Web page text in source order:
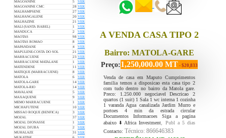
MAGOANINE
5
VER
MAGOANINE CMC
28 VER
MALHAMPSENE
27 VER
MALHANGALENE
20 VER
MALHAZINE
21 VER
MALI (SANTA ISABEL)
1
VER
MANDUCA
2
VER
MAOTAS
98 VER
MAOTAS ROMAO
8
VER
MAPANDANE
4
VER
MAPULENE-COSTA DO SOL
21 VER
MARRACUENE
23 VER
MARRACUENE MATALANE
1
VER
MATENDENE
11 VER
MATEQUE (MARRACUENE)
8
VER
MATOLA
6
VER
MATOLA-GARE
14 VER
MATOLA-RIO
14 VER
MAVALANE
5
VER
MAXAQUENE
9
VER
MEMO MARRACUENE
1
VER
MICHAFUTENE
10 VER
MISSAO ROQUE (BENFICA)
3
VER
MOZAL
37 VER
MOZAL DJONASSE
1
VER
MOZAL DJUBA
2
VER
MUHALAZE
31 VER
A VENDA CASA TIPO 2
Bairro: MATOLA-GARE
Preço:1,250,000.00 MT - $20,833
Venda de casa em Maputo Cumprimentos
familia temos a disposicao esta casa tipo 2
com tudo dentro no bairro da Matola gare.
Preco: 1.250.000 negociavel Descricao 2
quartos (1 suit) 1 Sala 1 wc interna 1 cozinha
1 varanda Agua canalizada Jardim Murro e
portoes 4 min da estrada circular
Documentos Informacoes Siga a pagina
abaixo ⬇️ Africa Investment , Publ a 5 dias
Contacto: Técnico: 866646383